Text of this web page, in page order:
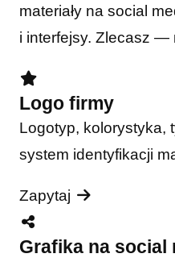
materiały na social
i interfejsy. Zlecasz —
Logo firmy
Logotyp, kolorystyka,
system identyfikacji
Zapytaj
Grafika na social